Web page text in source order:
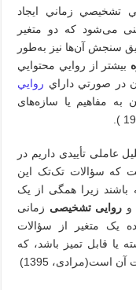
تشخيصي زماني ايجاد
می‌شود كه دو متغير
سنجش آن‌ها نيز به‌طور
بيشتر از روايي محتوايي
در صورتي داراي روايي
مفاهيم یا سازه‌های
عاملی تأییدی داریم در
که سؤالات تک‌تک این
باشند زیرا همگی از یک
و روایی تشخیصی زمانی
یک متغیر از سؤالات
یا قابل تمیز باشد، که
است(مرادی، 1395)